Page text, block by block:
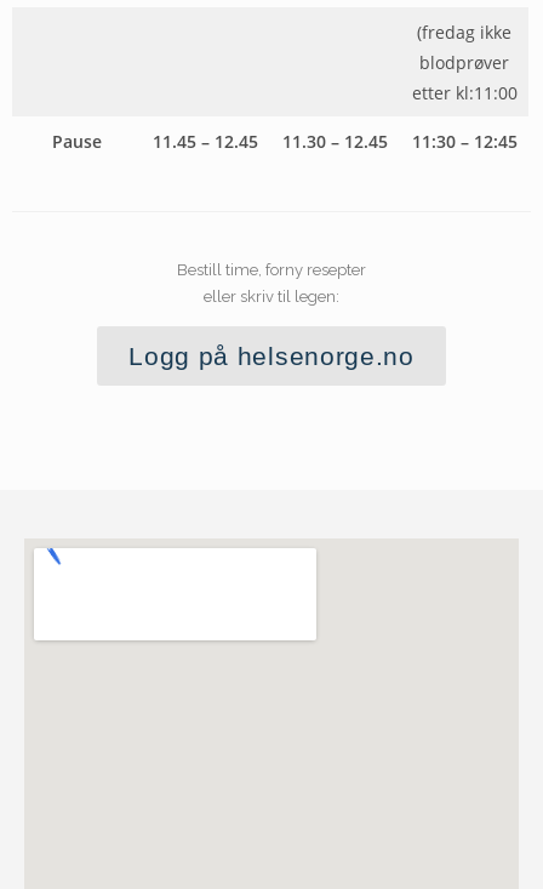
(fredag ikke
blodprøver
etter kl:11:00
Pause 11.45 – 12.45 11.30 – 12.45 11:30 – 12:45
Bestill time, forny resepter
eller skriv til legen:
Logg på helsenorge.no